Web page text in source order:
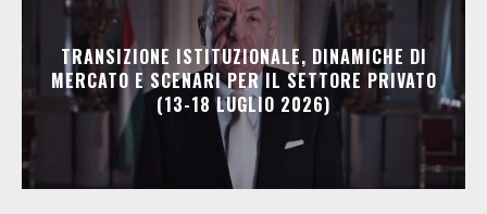
TRANSIZIONE ISTITUZIONALE, DINAMICHE DI
MERCATO E SCENARI PER IL SETTORE PRIVATO
(13-18 LUGLIO 2026)